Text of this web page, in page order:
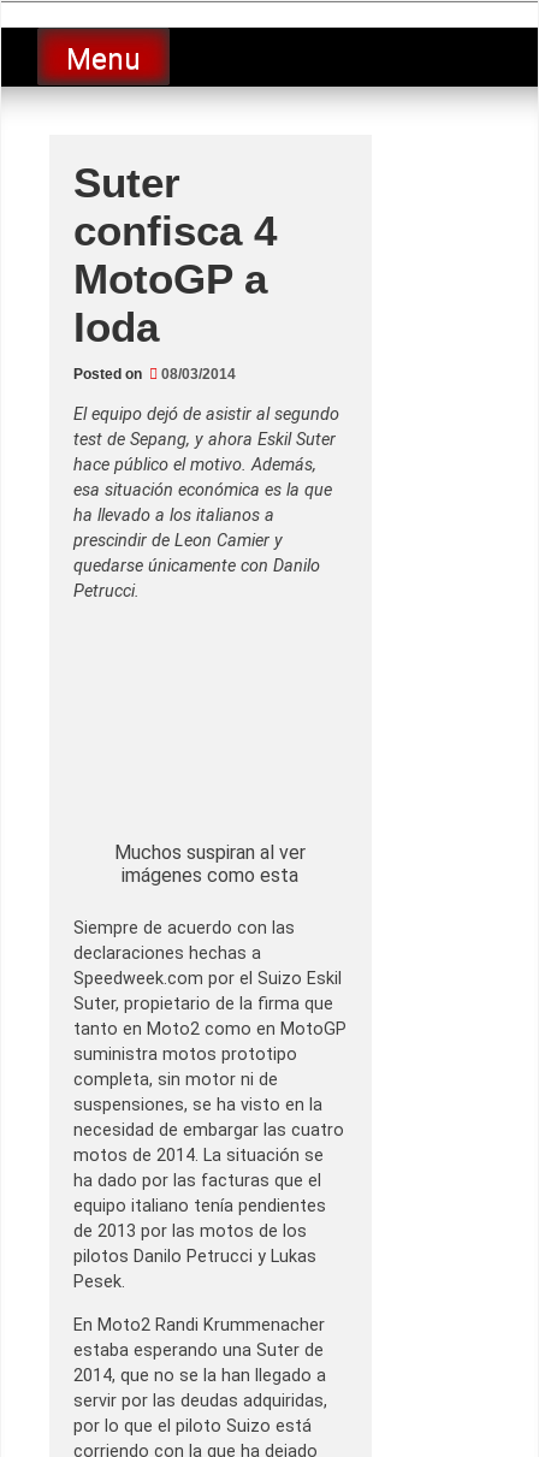
to
contentLucio Lopez GP
luciolopezgp
Menu
Suter
confisca 4
MotoGP a
Ioda
Posted on 08/03/2014
El equipo dejó de asistir al segundo
test de Sepang, y ahora Eskil Suter
hace público el motivo. Además,
esa situación económica es la que
ha llevado a los italianos a
prescindir de Leon Camier y
quedarse únicamente con Danilo
Petrucci.
Muchos suspiran al ver
imágenes como esta
Siempre de acuerdo con las
declaraciones hechas a
Speedweek.com por el Suizo Eskil
Suter, propietario de la firma que
tanto en Moto2 como en MotoGP
suministra motos prototipo
completa, sin motor ni de
suspensiones, se ha visto en la
necesidad de embargar las cuatro
motos de 2014. La situación se
ha dado por las facturas que el
equipo italiano tenía pendientes
de 2013 por las motos de los
pilotos Danilo Petrucci y Lukas
Pesek.
En Moto2 Randi Krummenacher
estaba esperando una Suter de
2014, que no se la han llegado a
servir por las deudas adquiridas,
por lo que el piloto Suizo está
corriendo con la que ha dejado